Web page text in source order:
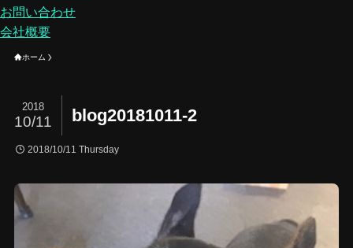
お問い合わせ
会社概要
ホーム
blog20181011-2
2018
10/11
2018/10/11 Thursday